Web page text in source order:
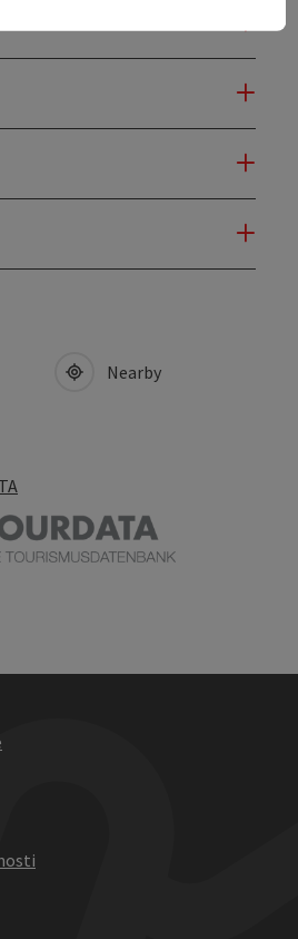
Nearby